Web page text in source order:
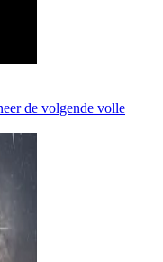
de volgende volle